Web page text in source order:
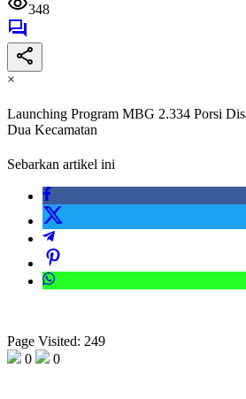
348
×
Launching Program MBG 2.334 Porsi
Dua Kecamatan
Sebarkan artikel ini
Page Visited: 249
0
0